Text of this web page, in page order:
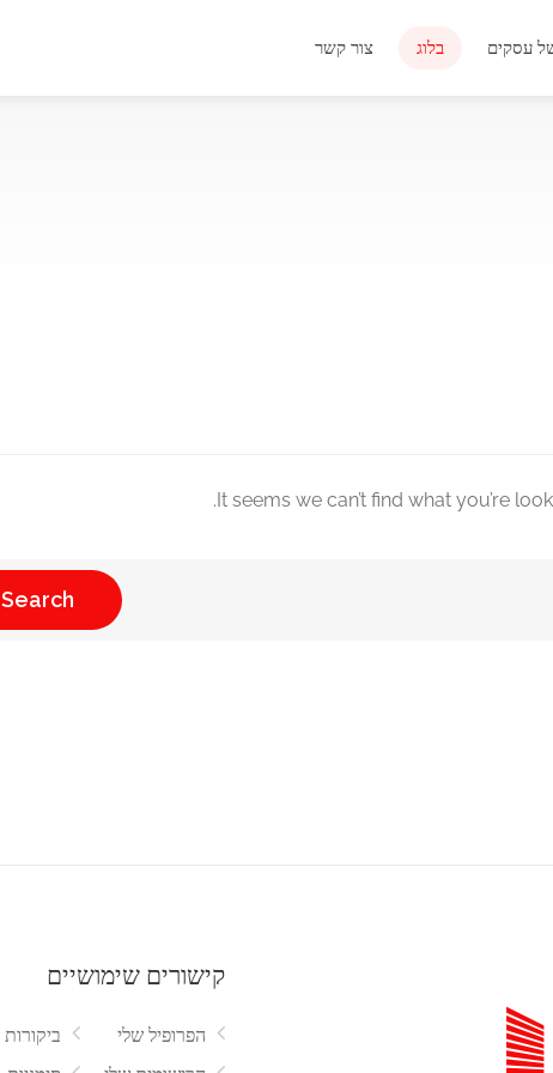
עסקים בלוג צור קשר
It seems we can’t find what you’re
Search
קישורים שימושיים
ביקורות
הפרופיל שלי